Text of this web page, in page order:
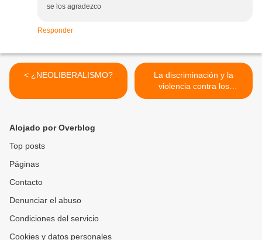
se los agradezco
Responder
< ¿NEOLIBERALISMO?
La discriminación y la
violencia contra los
homosexuales persiste en
Alojado por Overblog
Top posts
Páginas
Contacto
Denunciar el abuso
Condiciones del servicio
Cookies y datos personales